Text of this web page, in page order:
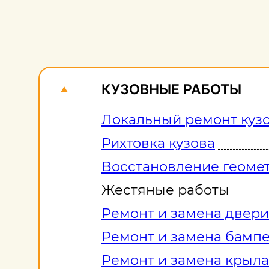
КУЗОВНЫЕ РАБОТЫ
Локальный ремонт
Рихтовка кузова
Восстановление
Жестяные работы
Ремонт и замена двери
Ремонт и замена
Ремонт и замена крыла